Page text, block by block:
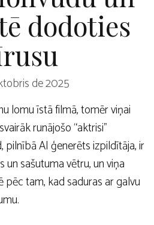
dodoties
de 2025
lomu īstā filmā, tomēr viņai
runājošo “aktrisi”
pilnībā AI ģenerēts izpildītāja, ir
un sašutuma vētru, un viņa
pēc tam, kad saduras ar galvu